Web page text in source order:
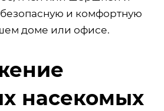
и комфортную
доме или офисе.
насекомых